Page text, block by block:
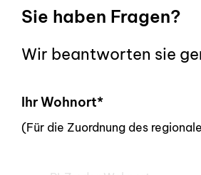
Sie haben Fragen?
Wir beantworten sie
Ihr Wohnort*
(Für die Zuordnung des